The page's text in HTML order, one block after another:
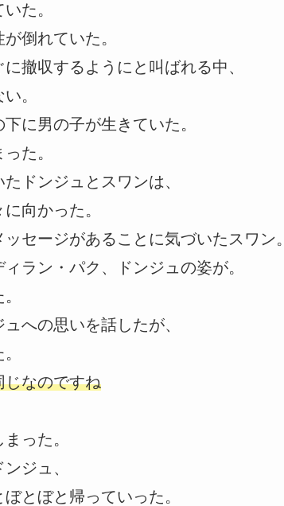
た。
倒れていた。
撤収するようにと叫ばれる中、
。
に男の子が生きていた。
た。
ドンジュとスワンは、
向かった。
セージがあることに気づいたスワン。
ラン・パク、ドンジュの姿が。
への思いを話したが、
じなのですね
った。
ジュ、
とぼと帰っていった。